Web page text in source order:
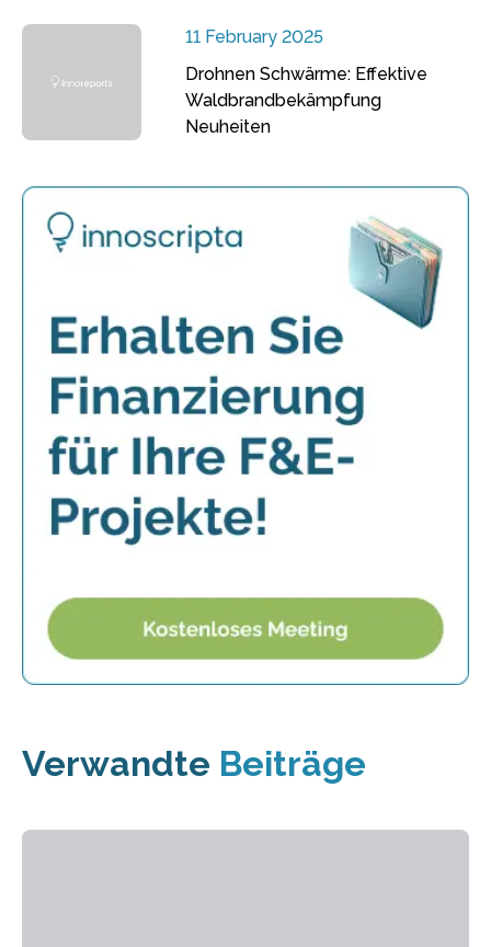
11 February 2025
Drohnen Schwärme: Effektive
Waldbrandbekämpfung
Neuheiten
Verwandte Beiträge